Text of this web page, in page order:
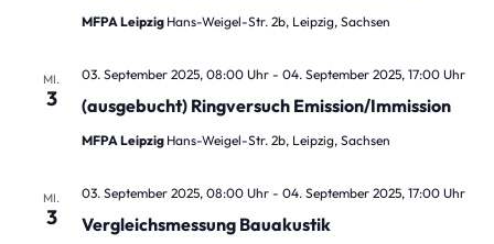
MFPA Leipzig Hans-Weigel-Str. 2b, Leipzig, Sachsen
MI.
3 (ausgebucht) Ringversuch Emission/Immission
03. September 2025, 08:00 Uhr- 04. September 2025, 17:00 Uhr
MFPA Leipzig Hans-Weigel-Str. 2b, Leipzig, Sachsen
MI.
3 Vergleichsmessung Bauakustik
03. September 2025, 08:00 Uhr- 04. September 2025, 17:00 Uhr